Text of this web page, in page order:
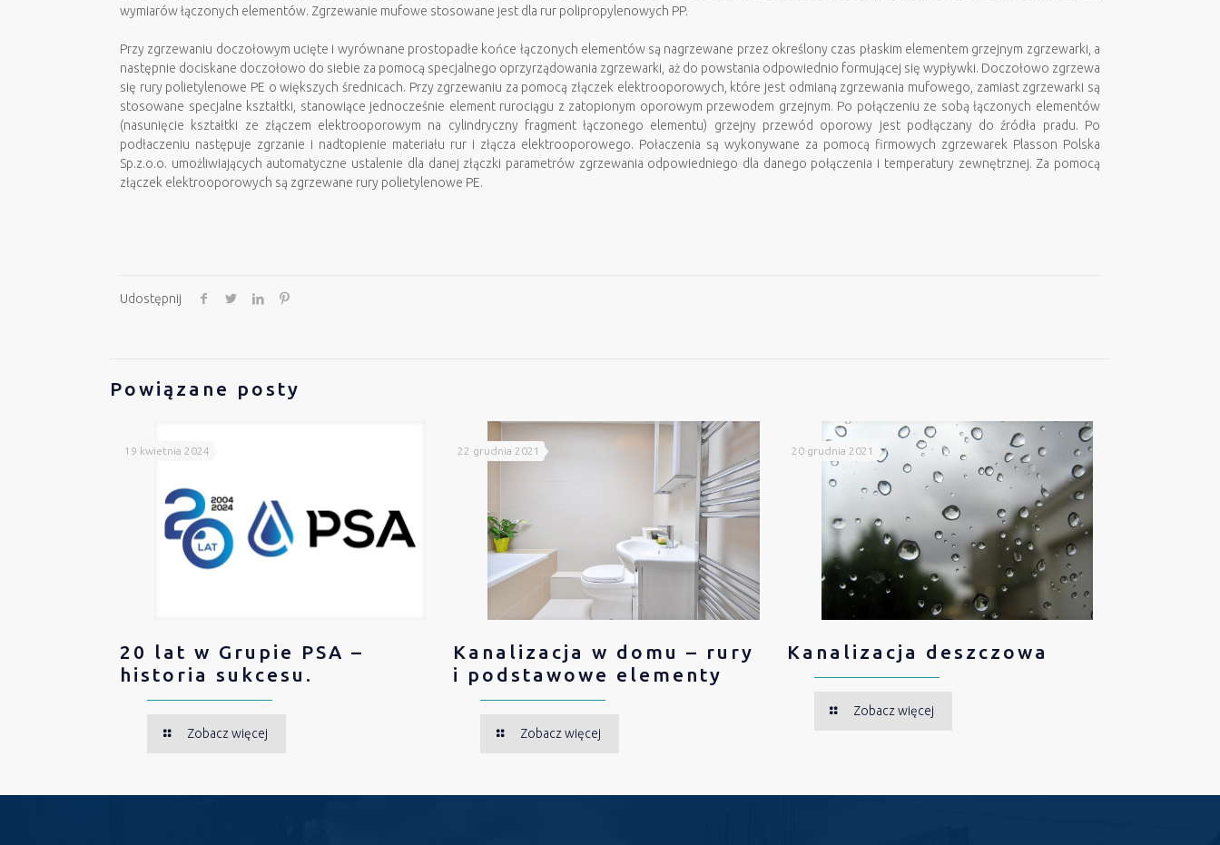
wymiarów łączonych elementów. Zgrzewanie mufowe stosowane jest dla rur polipropylenowych PP.
Przy zgrzewaniu doczołowym ucięte i wyrównane prostopadłe końce łączonych elementów są nagrzewane przez określony czas płaskim elementem grzejnym zgrzewarki, a
następnie dociskane doczołowo do siebie za pomocą specjalnego oprzyrządowania zgrzewarki, aż do powstania odpowiednio formującej się wypływki. Doczołowo zgrzewa
się rury polietylenowe PE o większych średnicach. Przy zgrzewaniu za pomocą złączek elektrooporowych, które jest odmianą zgrzewania mufowego, zamiast zgrzewarki są
stosowane specjalne kształtki, stanowiące jednocześnie element rurociągu z zatopionym oporowym przewodem grzejnym. Po połączeniu ze sobą łączonych elementów
(nasunięcie kształtki ze złączem elektrooporowym na cylindryczny fragment łączonego elementu) grzejny przewód oporowy jest podłączany do źródła pradu. Po
podłaczeniu następuje zgrzanie i nadtopienie materiału rur i złącza elektrooporowego. Połaczenia są wykonywane za pomocą firmowych zgrzewarek Plasson Polska
Sp.z.o.o. umożliwiających automatyczne ustalenie dla danej złączki parametrów zgrzewania odpowiedniego dla danego połączenia i temperatury zewnętrznej. Za pomocą
złączek elektrooporowych są zgrzewane rury polietylenowe PE.
Udostępnij
Powiązane posty
19 kwietnia 2024
20 lat w Grupie PSA –
historia sukcesu.
Zobacz więcej
22 grudnia 2021
Kanalizacja w domu – rury
i podstawowe elementy
Zobacz więcej
20 grudnia 2021
Kanalizacja deszczowa
Zobacz więcej